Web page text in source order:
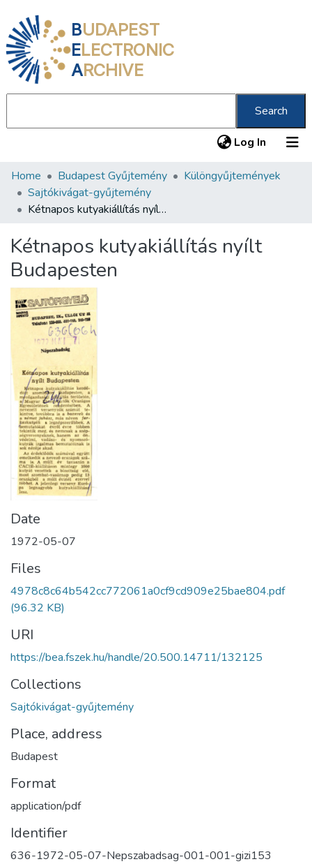
BUDAPEST
ELECTRONIC
ARCHIVE
Search
Log In (current)
Communities & Collections
All of DSpace
About us
Home Budapest Gyűjtemény
Különgyűjtemények
Sajtókivágat-gyűjtemény
Kétnapos kutyakiállítás nyílt Budapesten
Kétnapos kutyakiállítás nyílt
Budapesten
Date
1972-05-07
Files
4978c8c64b542cc772061a0cf9cd909e25bae804.pdf
(96.32 KB)
URI
https://bea.fszek.hu/handle/20.500.14711/132125
Collections
Sajtókivágat-gyűjtemény
Place, address
Budapest
Format
application/pdf
Identifier
636-1972-05-07-Nepszabadsag-001-001-gizi153